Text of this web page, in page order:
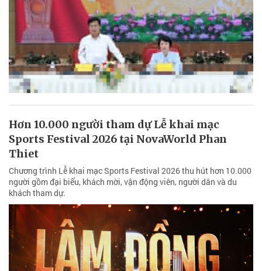
Hơn 10.000 người tham dự Lễ khai mạc
Sports Festival 2026 tại NovaWorld Phan
Thiet
Chương trình Lễ khai mạc Sports Festival 2026 thu hút hơn 10.000
người gồm đại biểu, khách mời, vận động viên, người dân và du
khách tham dự.